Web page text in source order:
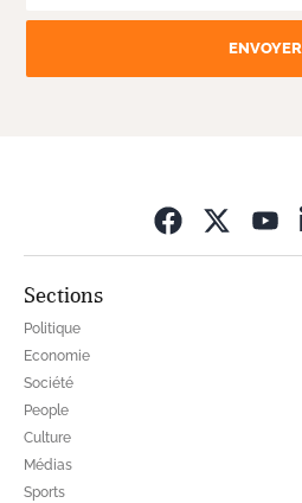
ENVOYER
Sections
Politique
Economie
Société
People
Culture
Médias
Sports